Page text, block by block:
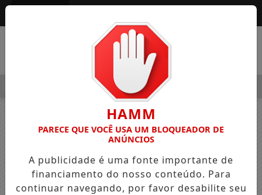
OSVALDO PEDRO DOS SANTOS, O “NEGUINHO DA
HAMM
PARECE QUE VOCÊ USA UM BLOQUEADOR DE
ANÚNCIOS
A publicidade é uma fonte importante de
financiamento do nosso conteúdo. Para
continuar navegando, por favor desabilite seu